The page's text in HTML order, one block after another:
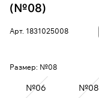
(№08)
Арт. 1831025008
Размер: №08
№06 №08